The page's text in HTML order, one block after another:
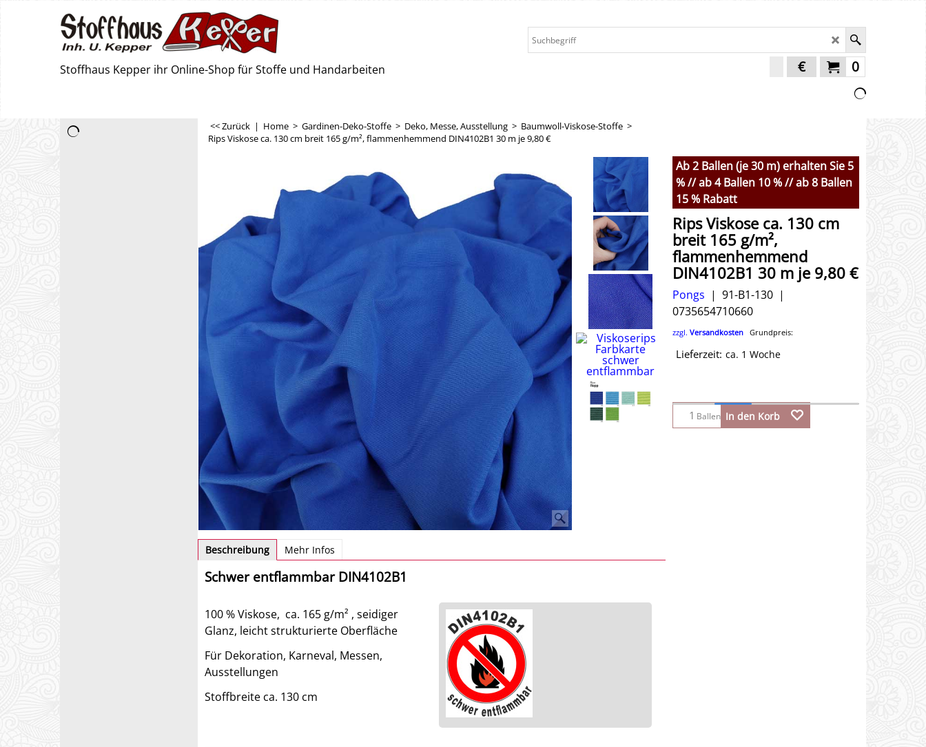
Stoffhaus Kepper ihr Online-Shop für Stoffe und Handarbeiten 0
€
<< Zurück | Home > Gardinen-Deko-Stoffe > Deko, Messe, Ausstellung > Baumwoll-Viskose-Stoffe >
Rips Viskose ca. 130 cm breit 165 g/m², flammenhemmend DIN4102B1 30 m je 9,80 €
Ab 2 Ballen (je 30 m) erhalten Sie 5
% // ab 4 Ballen 10 % // ab 8 Ballen
15 % Rabatt
Rips Viskose ca. 130 cm
breit 165 g/m²,
flammenhemmend
DIN4102B1 30 m je 9,80 €
Pongs
91-B1-130
0735654710660
zzgl. Versandkosten Grundpreis:
Lieferzeit: ca. 1 Woche
Ballen In den Korb
Beschreibung Mehr Infos
Schwer entflammbar DIN4102B1
100 % Viskose, ca. 165 g/m² , seidiger
Glanz, leicht strukturierte Oberfläche
Für Dekoration, Karneval, Messen,
Ausstellungen
Stoffbreite ca. 130 cm